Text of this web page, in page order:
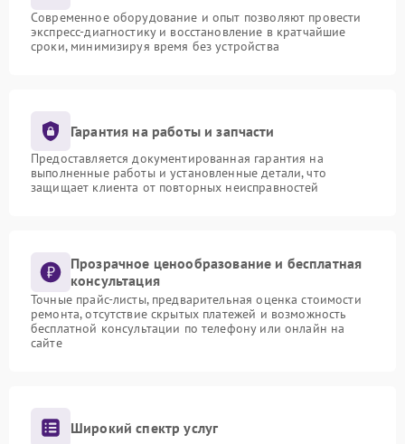
Современное оборудование и опыт позволяют провести
экспресс-диагностику и восстановление в кратчайшие
сроки, минимизируя время без устройства
Гарантия на работы и запчасти
Предоставляется документированная гарантия на
выполненные работы и установленные детали, что
защищает клиента от повторных неисправностей
Прозрачное ценообразование и бесплатная
консультация
Точные прайс-листы, предварительная оценка стоимости
ремонта, отсутствие скрытых платежей и возможность
бесплатной консультации по телефону или онлайн на
сайте
Широкий спектр услуг